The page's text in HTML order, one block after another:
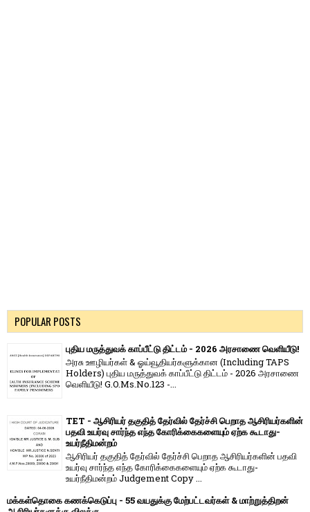
POPULAR POSTS
புதிய மருத்துவக் காப்பீட்டு திட்டம் - 2026 அரசாணை வெளியீடு!
அரசு ஊழியர்கள் & ஓய்வூதியர்களுக்கான (Including TAPS
Holders) புதிய மருத்துவக் காப்பீட்டு திட்டம் - 2026 அரசாணை
வெளியீடு! G.O.Ms.No.123 -...
TET - ஆசிரியர் தகுதித் தேர்வில் தேர்ச்சி பெறாத ஆசிரியர்களின்
பதவி உயர்வு சார்ந்த எந்த கோரிக்கைகளையும் ஏற்க கூடாது-
உயர்நீதிமன்றம்
ஆசிரியர் தகுதித் தேர்வில் தேர்ச்சி பெறாத ஆசிரியர்களின் பதவி
உயர்வு சார்ந்த எந்த கோரிக்கைகளையும் ஏற்க கூடாது-
உயர்நீதிமன்றம் Judgement Copy ...
மக்கள்தொகை கணக்கெடுப்பு - 55 வயதுக்கு மேற்பட்டவர்கள் & மாற்றுத்திறன்